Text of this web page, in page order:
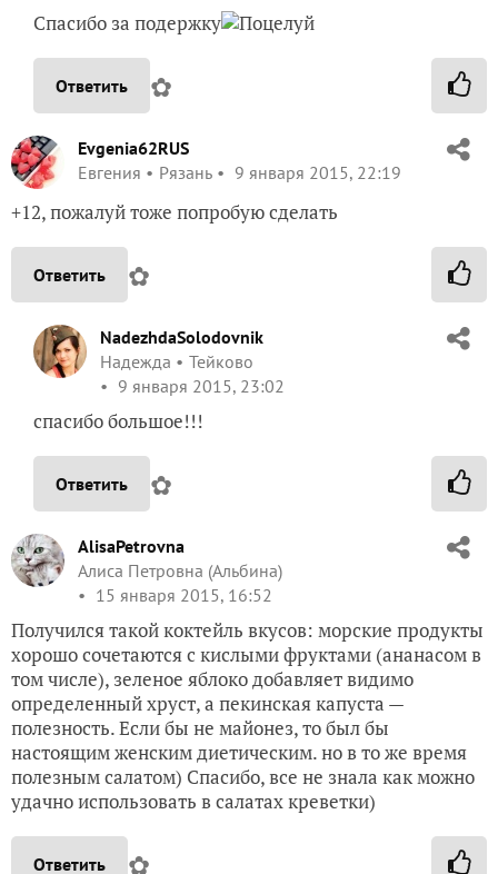
Спасибо за подержку
Ответить ✿
Evgenia62RUS
Евгения
Рязань 9 января 2015, 22:19
+12, пожалуй тоже попробую сделать
Ответить ✿
NadezhdaSolodovnik
Надежда
Тейково
9 января 2015, 23:02
спасибо большое!!!
Ответить ✿
AlisaPetrovna
Алиса Петровна (Альбина)
15 января 2015, 16:52
Получился такой коктейль вкусов: морские продукты
хорошо сочетаются с кислыми фруктами (ананасом в
том числе), зеленое яблоко добавляет видимо
определенный хруст, а пекинская капуста —
полезность. Если бы не майонез, то был бы
настоящим женским диетическим. но в то же время
полезным салатом) Спасибо, все не знала как можно
удачно использовать в салатах креветки)
Ответить ✿